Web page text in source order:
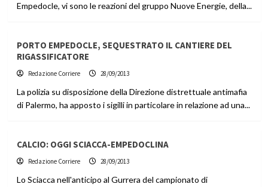
Empedocle, vi sono le reazioni del gruppo Nuove Energie, della...
PORTO EMPEDOCLE, SEQUESTRATO IL CANTIERE DEL
RIGASSIFICATORE
Redazione Corriere 28/09/2013
La polizia su disposizione della Direzione distrettuale antimafia
di Palermo, ha apposto i sigilli in particolare in relazione ad una...
CALCIO: OGGI SCIACCA-EMPEDOCLINA
Redazione Corriere 28/09/2013
Lo Sciacca nell'anticipo al Gurrera del campionato di